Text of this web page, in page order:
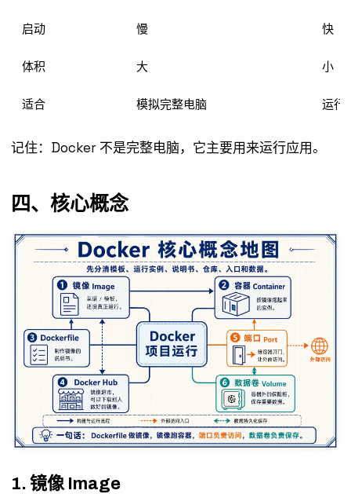
启动 慢 快
体积 大 小
适合 模拟完整电脑 运行
记住：Docker 不是完整电脑，它主要用来运行应用。
四、核心概念
1. 镜像 Image